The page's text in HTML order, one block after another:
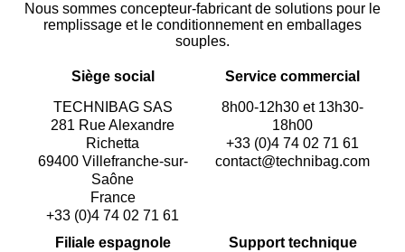
Nous sommes concepteur-fabricant de solutions pour le
remplissage et le conditionnement en emballages
souples.
Siège social
TECHNIBAG SAS
281 Rue Alexandre
Richetta
69400 Villefranche-sur-
Saône
France
+33 (0)4 74 02 71 61
Service commercial
8h00-12h30 et 13h30-
18h00
+33 (0)4 74 02 71 61
contact@technibag.com
Filiale espagnole
Support technique